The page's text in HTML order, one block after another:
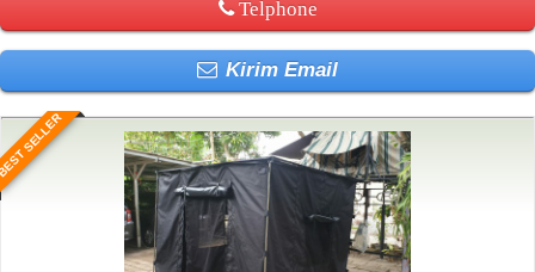
Telphone
Kirim Email
SELLER